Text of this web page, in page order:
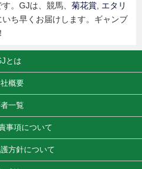
。GJは、競馬、 菊花賞, エタリ
ち早くお届けします。ギャンブ
とは
概要
一覧
事項について
方針について